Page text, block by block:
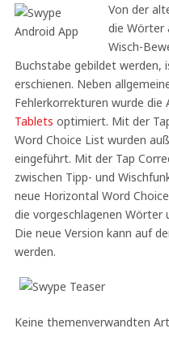
Von der
die Wörter
Wisch-
Buchstabe gebildet werden,
erschienen. Neben
Fehlerkorrekturen wurde
Tablets optimiert. Mit der
Word Choice List wurden
eingeführt. Mit der Tap
zwischen Tipp- und
neue Horizontal Word
die vorgeschlagenen Wörter
Die neue Version kann auf
werden.
Keine themenverwandten